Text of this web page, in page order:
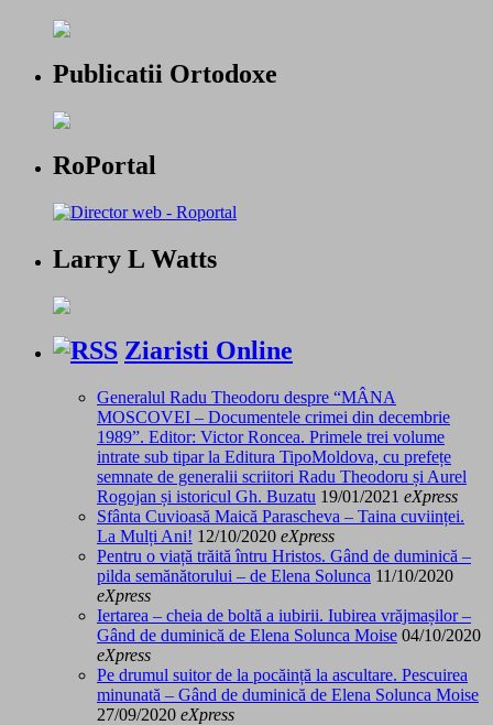
Publicatii Ortodoxe
RoPortal
Larry L Watts
Ziaristi Online
Generalul Radu Theodoru despre “MÂNA
MOSCOVEI – Documentele crimei din decembrie
1989”. Editor: Victor Roncea. Primele trei volume
intrate sub tipar la Editura TipoMoldova, cu prefețe
semnate de generalii scriitori Radu Theodoru și Aurel
Rogojan și istoricul Gh. Buzatu 19/01/2021 eXpress
Sfânta Cuvioasă Maică Parascheva – Taina cuviinței.
La Mulți Ani! 12/10/2020 eXpress
Pentru o viață trăită întru Hristos. Gând de duminică –
pilda semănătorului – de Elena Solunca 11/10/2020
eXpress
Iertarea – cheia de boltă a iubirii. Iubirea vrăjmașilor –
Gând de duminică de Elena Solunca Moise 04/10/2020
eXpress
Pe drumul suitor de la pocăință la ascultare. Pescuirea
minunată – Gând de duminică de Elena Solunca Moise
27/09/2020 eXpress